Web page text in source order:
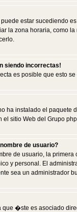
estar sucediendo
la zona horaria,
siendo incorrectas!
es posible que esto
ha instalado el
sitio Web del Grupo
de usuario?
de usuario, la
y personal. El
sea un administrador
�ste es asociado